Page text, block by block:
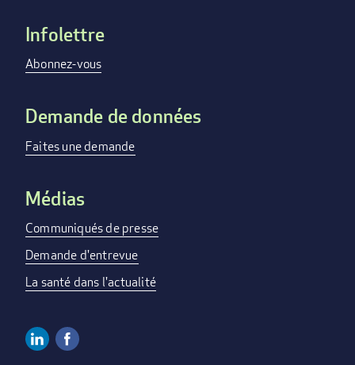
Footer
menu
Infolettre
Abonnez-vous
Demande de données
Faites une demande
Médias
Communiqués de presse
Demande d'entrevue
La santé dans l'actualité
Linkedin